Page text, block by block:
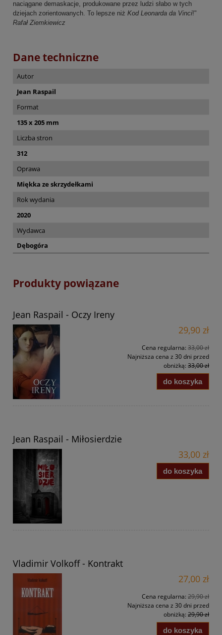
naciągane demaskacje, produkowane przez ludzi słabo w tych
dziejach zorientowanych. To lepsze niż Kod Leonarda da Vinci!"
Rafał Ziemkiewicz
Dane techniczne
Autor
Jean Raspail
Format
135 x 205 mm
Liczba stron
312
Oprawa
Miękka ze skrzydełkami
Rok wydania
2020
Wydawca
Dębogóra
Produkty powiązane
Jean Raspail - Oczy Ireny
29,90 zł
Cena regularna: 33,00 zł
Najniższa cena z 30 dni przed
obniżką: 33,00 zł
do koszyka
Jean Raspail - Miłosierdzie
33,00 zł
do koszyka
Vladimir Volkoff - Kontrakt
27,00 zł
Cena regularna: 29,90 zł
Najniższa cena z 30 dni przed
obniżką: 29,90 zł
do koszyka